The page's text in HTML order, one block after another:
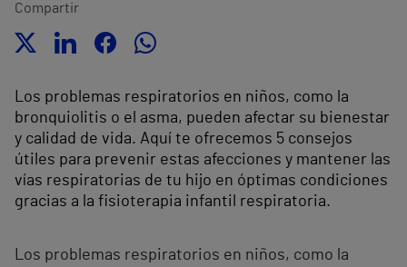
Compartir
Los problemas respiratorios en niños, como la
bronquiolitis o el asma, pueden afectar su bienestar
y calidad de vida. Aquí te ofrecemos 5 consejos
útiles para prevenir estas afecciones y mantener las
vías respiratorias de tu hijo en óptimas condiciones
gracias a la fisioterapia infantil respiratoria.
Los problemas respiratorios en niños, como la